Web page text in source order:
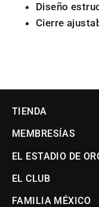
Diseño
Cierre
TIENDA
MEMBRESÍAS
EL ESTADIO DE
EL CLUB
FAMILIA MÉXICO